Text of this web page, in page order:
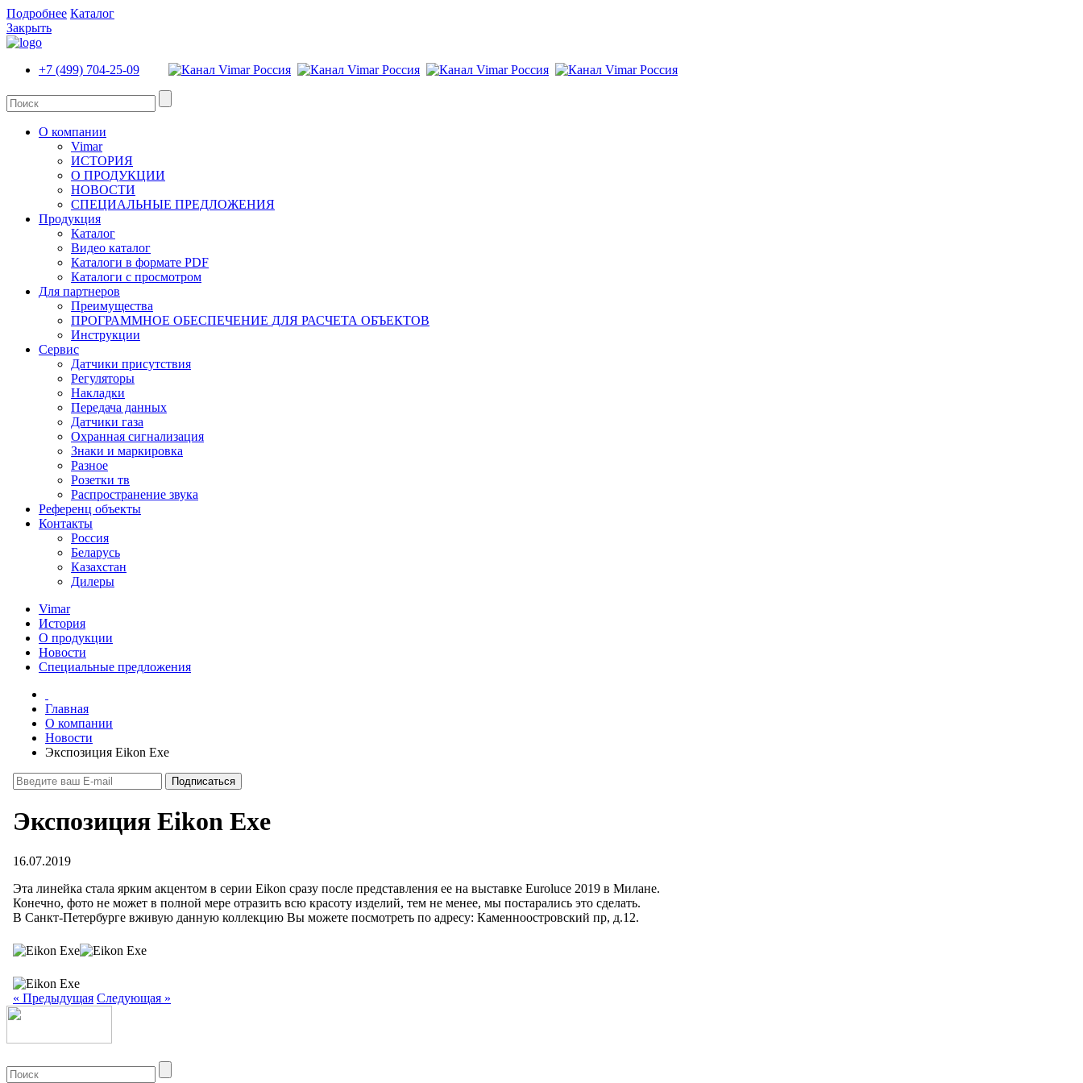
Подробнее Каталог
Закрыть
+7 (499) 704-25-09
О компании
Vimar
ИСТОРИЯ
О ПРОДУКЦИИ
НОВОСТИ
СПЕЦИАЛЬНЫЕ ПРЕДЛОЖЕНИЯ
Продукция
Каталог
Видео каталог
Каталоги в формате PDF
Каталоги с просмотром
Для партнеров
Преимущества
ПРОГРАММНОЕ ОБЕСПЕЧЕНИЕ ДЛЯ РАСЧЕТА ОБЪЕКТОВ
Инструкции
Сервис
Датчики присутствия
Регуляторы
Накладки
Передача данных
Датчики газа
Охранная сигнализация
Знаки и маркировка
Разное
Розетки тв
Распространение звука
Референц объекты
Контакты
Россия
Беларусь
Казахстан
Дилеры
Vimar
История
О продукции
Новости
Специальные предложения
Главная
О компании
Новости
Экспозиция Eikon Exe
Экспозиция Eikon Exe
16.07.2019
Эта линейка стала ярким акцентом в серии Eikon сразу после представления ее на выставке Euroluce 2019 в Милане.
Конечно, фото не может в полной мере отразить всю красоту изделий, тем не менее, мы постарались это сделать.
В Санкт-Петербурге вживую данную коллекцию Вы можете посмотреть по адресу: Каменноостровский пр, д.12.
« Предыдущая Следующая »